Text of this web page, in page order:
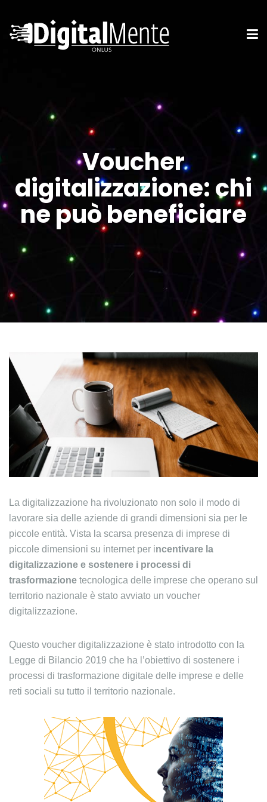
Voucher
digitalizzazione: chi
ne può beneficiare
La digitalizzazione ha rivoluzionato non solo il modo di
lavorare sia delle aziende di grandi dimensioni sia per le
piccole entità. Vista la scarsa presenza di imprese di
piccole dimensioni su internet per incentivare la
digitalizzazione e sostenere i processi di
trasformazione tecnologica delle imprese che operano sul
territorio nazionale è stato avviato un voucher
digitalizzazione.
Questo voucher digitalizzazione è stato introdotto con la
Legge di Bilancio 2019 che ha l’obiettivo di sostenere i
processi di trasformazione digitale delle imprese e delle
reti sociali su tutto il territorio nazionale.